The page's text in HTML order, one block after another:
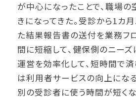
が中心になったことで、職場
きになってきた。受診から1カ
た結果報告書の送付を業務フ
間に短縮して、健保側のニーズ
運営を効率化して、短時間で済
は利用者サービスの向上にな
別の受診者に使う時間が短く